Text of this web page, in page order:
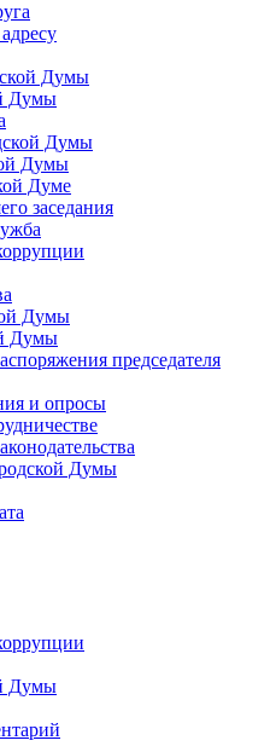
Думы
Думы
Думы
Думы
Думе
заседания
Думы
Думы
председателя
и опросы
Думы
Думы